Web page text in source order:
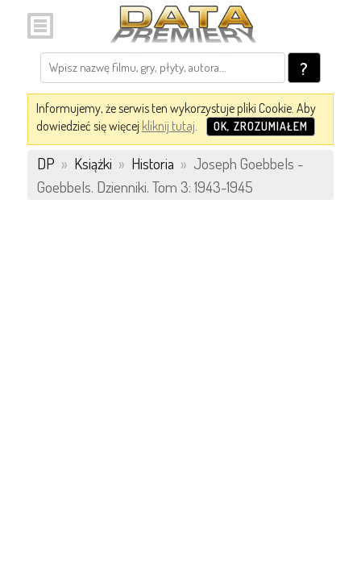
?
Informujemy, że serwis ten wykorzystuje pliki Cookie. Aby
dowiedzieć się więcej kliknij tutaj. OK, ZROZUMIAŁEM
DP » Książki » Historia » Joseph Goebbels -
Goebbels. Dzienniki. Tom 3: 1943-1945